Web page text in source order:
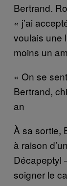
Bertrand.
« j’ai
voulais une
moins un
« On se
Bertrand,
an
À sa sortie,
à raison
Décapeptyl
soigner le